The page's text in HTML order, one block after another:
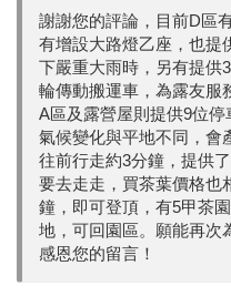
謝謝您的評論，目前D區
有增設大路燈乙座，也提
下嚴重大雨時，另有提供
輪傳動搬運車，為露友服
A區及露營屋則提供9位停
氣候變化與平地不同，會
往前行走約3分鐘，提供
要去走走，買茶葉價格也
鐘，即可登頂，有5甲茶
地，可回園區。願能再次
感恩您的留言！